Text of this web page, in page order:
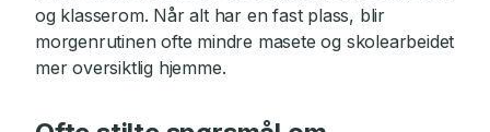
og klasserom. Når alt har en fast plass, blir
morgenrutinen ofte mindre masete og skolearbeidet
mer oversiktlig hjemme.